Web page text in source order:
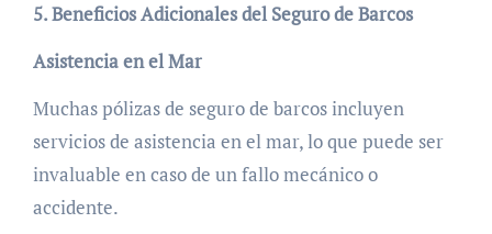
5. Beneficios Adicionales del Seguro de Barcos
Asistencia en el Mar
Muchas pólizas de seguro de barcos incluyen
servicios de asistencia en el mar, lo que puede ser
invaluable en caso de un fallo mecánico o
accidente.